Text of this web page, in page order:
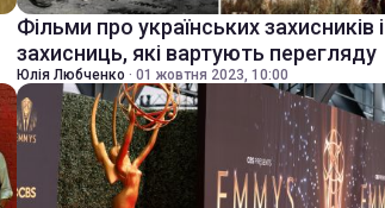
Фільми про українських захисників і
захисниць, які вартують перегляду
Юлія Любченко · 01 жовтня 2023, 10:00